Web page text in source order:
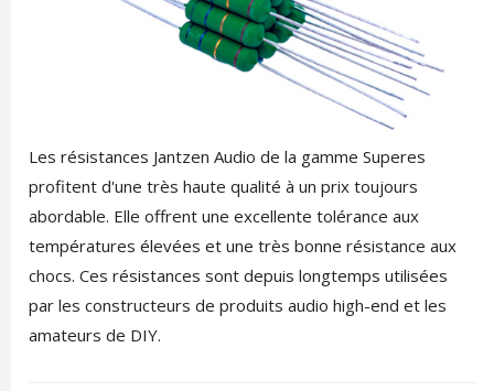
Les résistances Jantzen Audio de la gamme Superes
profitent d'une très haute qualité à un prix toujours
abordable. Elle offrent une excellente tolérance aux
températures élevées et une très bonne résistance aux
chocs. Ces résistances sont depuis longtemps utilisées
par les constructeurs de produits audio high-end et les
amateurs de DIY.